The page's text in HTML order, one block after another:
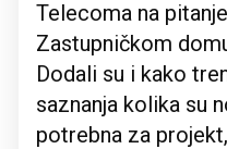
Telecoma na
Zastupničkom
Dodali su i kako
saznanja kolika su
potrebna za